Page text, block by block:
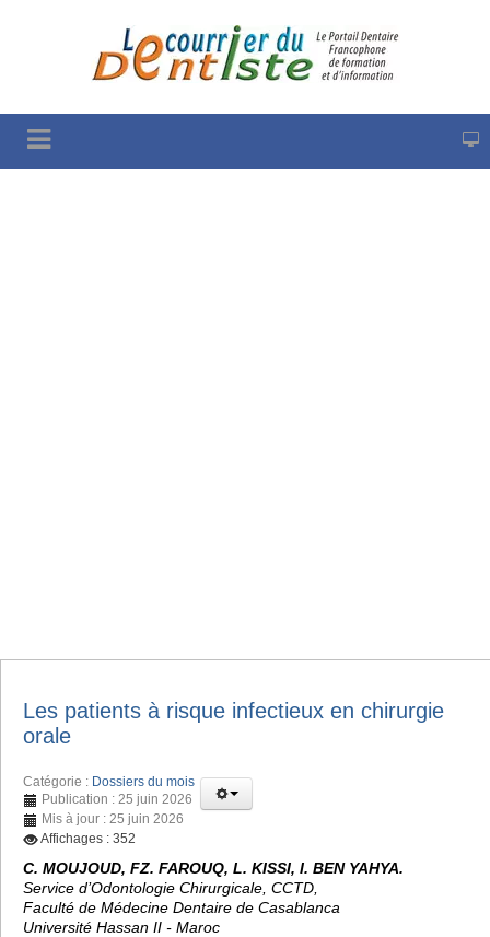
Les patients à risque infectieux en chirurgie
orale
Catégorie : Dossiers du mois
Publication : 25 juin 2026
Mis à jour : 25 juin 2026
Affichages : 352
C. MOUJOUD, FZ. FAROUQ, L. KISSI, I. BEN YAHYA.
Service d’Odontologie Chirurgicale, CCTD,
Faculté de Médecine Dentaire de Casablanca
Université Hassan II - Maroc